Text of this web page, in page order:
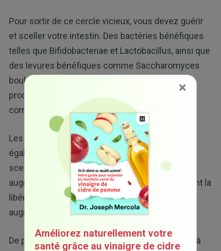
Pour sortir de ce cercle vicieux, vous devez guérir
et sceller votre intestin. Des bactéries bénéfiques
telles que Bifidobacteriae et Lactobacillus, ainsi que
des levures bénéfiques comme Saccharomyces
boulardii, peuvent toutes aider à freiner la
production d'endotoxines grâce à une inhibition
compétitive.
Les probiotiques comme ceux-ci renforcent
également votre barrière intestinale (la partie «
sceller » de « guérir et sceller votre intestin ») en
augmentant la production de mucus, en stimulant la
libération de peptides antimicrobiens et en
augmentant l'intégrité des jonctions étanches.
De plus, ils ont tendance à évincer les bactéries à
×
Améliorez naturellement votre
santé grâce au vinaigre de cidre